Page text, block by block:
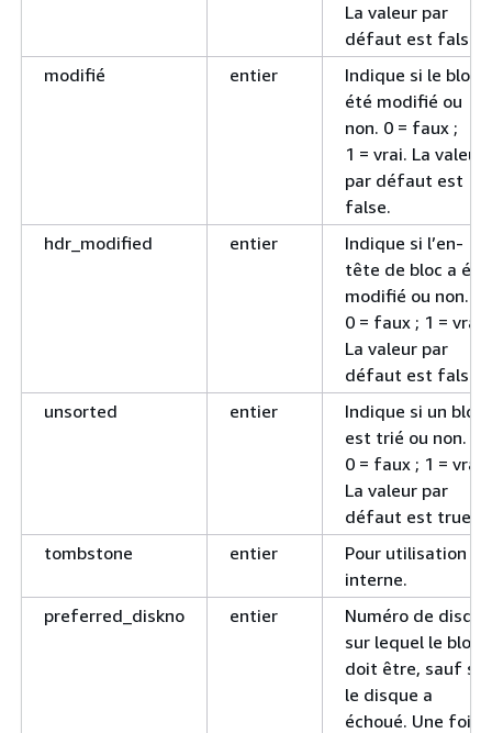
La valeur par
défaut est false.
modifié
entier
Indique si le bloc a
été modifié ou
non. 0 = faux ;
1 = vrai. La valeur
par défaut est
false.
hdr_modified
entier
Indique si l’en-
tête de bloc a été
modifié ou non.
0 = faux ; 1 = vrai.
La valeur par
défaut est false.
unsorted
entier
Indique si un bloc
est trié ou non.
0 = faux ; 1 = vrai.
La valeur par
défaut est true.
tombstone
entier
Pour utilisation
interne.
preferred_diskno
entier
Numéro de disque
sur lequel le bloc
doit être, sauf si
le disque a
échoué. Une fois